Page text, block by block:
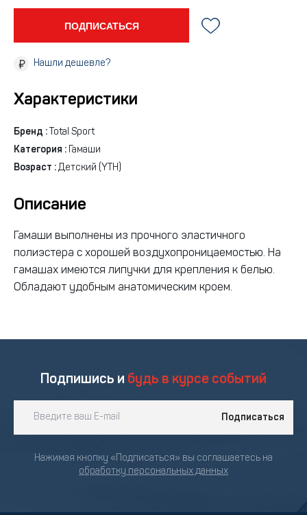
ПОДПИСАТЬСЯ
Нашли дешевле?
Характеристики
Бренд : Total Sport
Категория : Гамаши
Возраст : Детский (YTH)
Описание
Гамаши выполнены из прочного эластичного
полиэстера с хорошей воздухопроницаемостью. На
гамашах имеются липучки для крепления к белью.
Обладают удобным анатомическим кроем.
Подпишись и будь в курсе событий
Подписаться
Нажимая кнопку «Подписаться» вы соглашаетесь на
обработку персональных данных